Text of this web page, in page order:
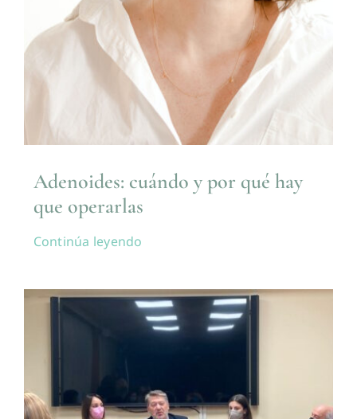
Adenoides: cuándo y por qué hay
que operarlas
Continúa leyendo